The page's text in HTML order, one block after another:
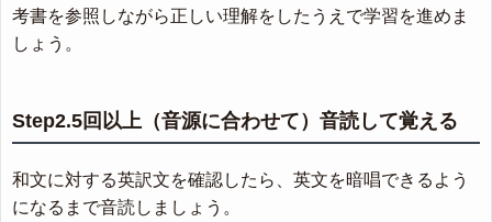
考書を参照しながら正しい理解をしたうえで学習を進めま
しょう。
Step2.5回以上（音源に合わせて）音読して覚える
和文に対する英訳文を確認したら、英文を暗唱できるよう
になるまで音読しましょう。